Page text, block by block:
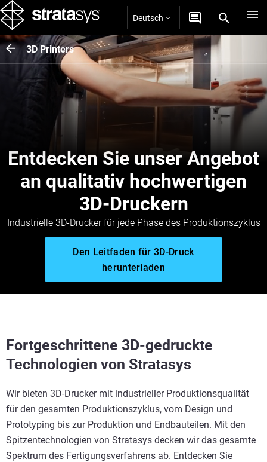
Deutsch
3D Printers
Entdecken Sie unser Angebot
an qualitativ hochwertigen
3D-Druckern
Industrielle 3D-Drucker für jede Phase des Produktionszyklus
Den Leitfaden für 3D-Druck
herunterladen
Fortgeschrittene 3D-gedruckte
Technologien von Stratasys
Wir bieten 3D-Drucker mit industrieller Produktionsqualität
für den gesamten Produktionszyklus, vom Design und
Prototyping bis zur Produktion und Endbauteilen. Mit den
Spitzentechnologien von Stratasys decken wir das gesamte
Spektrum des Fertigungsverfahrens ab. Entdecken Sie